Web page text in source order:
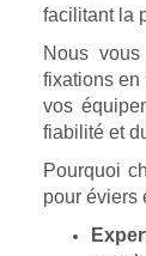
facilitant la
Nous
fixations en
vos
fiabilité et
Pourquoi
pour éviers